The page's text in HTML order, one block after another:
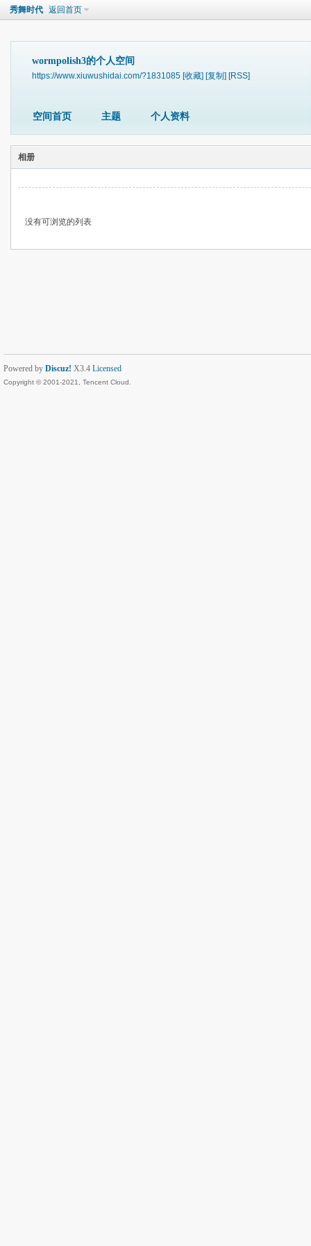
秀舞时代 返回首页
wormpolish3的个人空间
https://www.xiuwushidai.com/?1831085 [收藏] [复制] [RSS]
空间首页 主题 个人资料
相册
没有可浏览的列表
Powered by Discuz! X3.4 Licensed
Copyright © 2001-2021, Tencent Cloud.